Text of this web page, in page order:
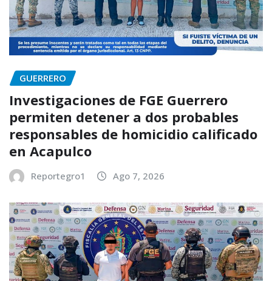
GUERRERO
Investigaciones de FGE Guerrero
permiten detener a dos probables
responsables de homicidio calificado
en Acapulco
Reportegro1 Ago 7, 2026